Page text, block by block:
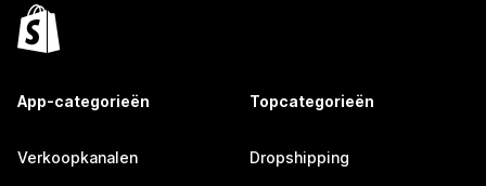
App-categorieën
Verkoopkanalen
Topcategorieën
Dropshipping